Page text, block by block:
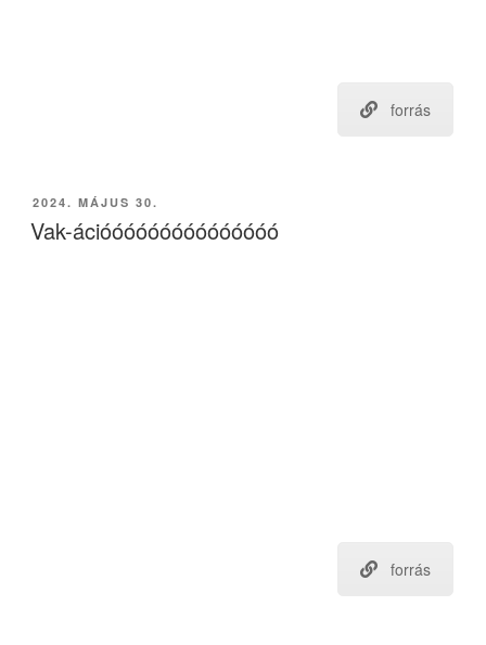
forrás
BEKÜLDVE:
2024. MÁJUS 30.
Vak-ációóóóóóóóóóóóóóó
forrás